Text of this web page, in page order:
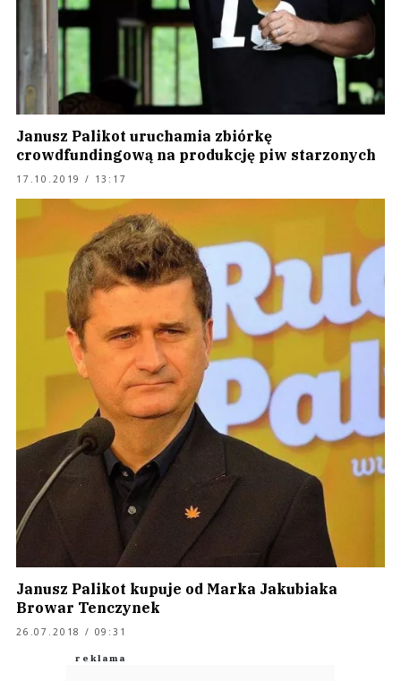
Janusz Palikot uruchamia zbiórkę
crowdfundingową na produkcję piw starzonych
17.10.2019 / 13:17
Janusz Palikot kupuje od Marka Jakubiaka
Browar Tenczynek
26.07.2018 / 09:31